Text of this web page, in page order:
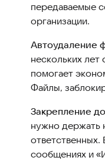
передаваемые
организации.
Автоудаление
нескольких
помогает
Файлы,
Закрепление
нужно держать
ответственных.
сообщениях и